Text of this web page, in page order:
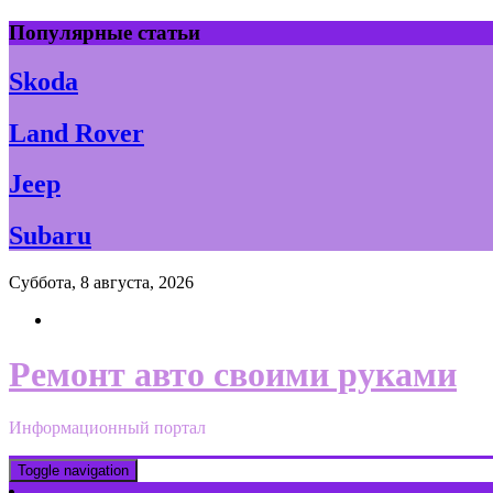
Skip
to
content
Популярные статьи
Skoda
Land Rover
Jeep
Subaru
Суббота, 8 августа, 2026
Ремонт авто своими руками
Информационный портал
Toggle navigation